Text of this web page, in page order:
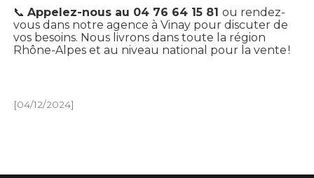
📞 Appelez-nous au 04 76 64 15 81 ou rendez-
vous dans notre agence à Vinay pour discuter de
vos besoins. Nous livrons dans toute la région
Rhône-Alpes et au niveau national pour la vente !
[04/12/2024]